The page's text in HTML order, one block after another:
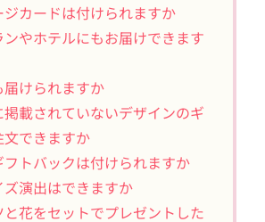
ジカードは付けられますか
ンやホテルにもお届けできます
けられますか
掲載されていないデザインのギ
文できますか
トバックは付けられますか
ズ演出はできますか
と花をセットでプレゼントした